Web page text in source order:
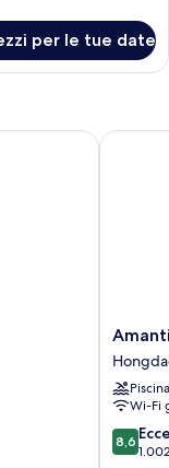
per le tue date
Amanti
Hotel
Seoul
Piscina
Wi-Fi
8.6
su
8,6
Amanti